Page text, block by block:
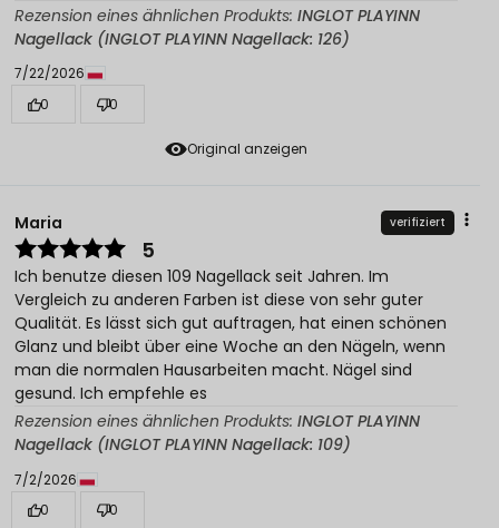
Original anzeigen
Rezension eines ähnlichen Produkts: INGLOT PLAYINN
Nagellack (INGLOT PLAYINN Nagellack: 126)
7/22/2026
0
0
Maria verifiziert
5
Ich benutze diesen 109 Nagellack seit Jahren. Im
Vergleich zu anderen Farben ist diese von sehr guter
Qualität. Es lässt sich gut auftragen, hat einen schönen
Glanz und bleibt über eine Woche an den Nägeln, wenn
man die normalen Hausarbeiten macht. Nägel sind
gesund. Ich empfehle es
Rezension eines ähnlichen Produkts: INGLOT PLAYINN
Nagellack (INGLOT PLAYINN Nagellack: 109)
7/2/2026
0
0